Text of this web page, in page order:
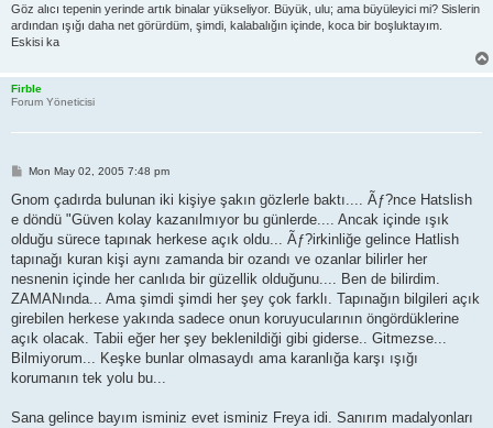
Göz alıcı tepenin yerinde artık binalar yükseliyor. Büyük, ulu; ama büyüleyici mi? Sislerin
ardından ışığı daha net görürdüm, şimdi, kalabalığın içinde, koca bir boşluktayım.
Eskisi ka
Firble
Forum Yöneticisi
P
s
Mon May 02, 2005 7:48 pm
Gnom çadırda bulunan iki kişiye şakın gözlerle baktı.... Ãƒ?nce Hatslish
e döndü "Güven kolay kazanılmıyor bu günlerde.... Ancak içinde ışık
olduğu sürece tapınak herkese açık oldu... Ãƒ?irkinliğe gelince Hatlish
tapınağı kuran kişi aynı zamanda bir ozandı ve ozanlar bilirler her
nesnenin içinde her canlıda bir güzellik olduğunu.... Ben de bilirdim.
ZAMANında... Ama şimdi şimdi her şey çok farklı. Tapınağın bilgileri açık
girebilen herkese yakında sadece onun koruyucularının öngördüklerine
açık olacak. Tabii eğer her şey beklenildiği gibi giderse.. Gitmezse...
Bilmiyorum... Keşke bunlar olmasaydı ama karanlığa karşı ışığı
korumanın tek yolu bu...
Sana gelince bayım isminiz evet isminiz Freya idi. Sanırım madalyonları